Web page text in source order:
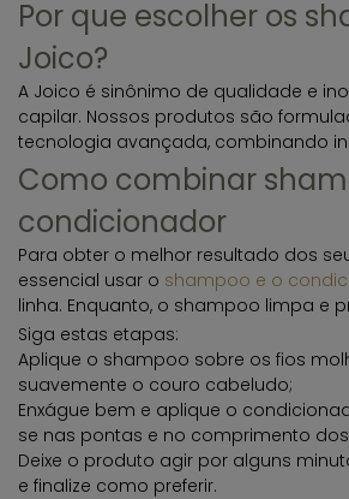
ativos reconstrutores, fortalecem os
preparam o cabelo para receber
profundos.
Por que escolher os
Joico?
A Joico é sinônimo de qualidade e
capilar. Nossos produtos são
tecnologia avançada, combinando
queratina, óleos nutritivos e proteção
oferecer resultados profissionais em
busca tratamento capilar de alta
a escolha certa.
Como combinar
condicionador
Para obter o melhor resultado dos
essencial usar o shampoo e o
linha. Enquanto, o shampoo limpa e
condicionador hidrata e nutre
Siga estas etapas:
Aplique o shampoo sobre os fios
suavemente o couro cabeludo;
Enxágue bem e aplique o
se nas pontas e no comprimento dos
Deixe o produto agir por alguns
e finalize como preferir.